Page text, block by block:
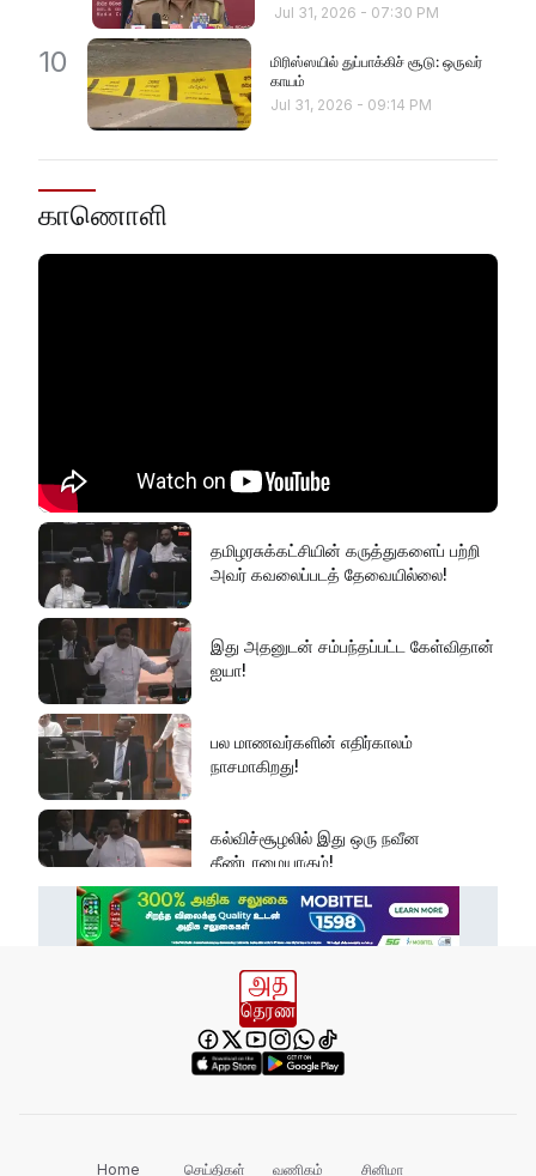
Jul 31, 2026 - 07:30 PM
10
மிரிஸ்ஸயில் துப்பாக்கிச் சூடு: ஒருவர்
காயம்
Jul 31, 2026 - 09:14 PM
காணொளி
தமிழரசுக்கட்சியின் கருத்துகளைப் பற்றி
அவர் கவலைப்படத் தேவையில்லை!
இது அதனுடன் சம்பந்தப்பட்ட கேள்விதான்
ஐயா!
பல மாணவர்களின் எதிர்காலம்
நாசமாகிறது!
கல்விச்சூழலில் இது ஒரு நவீன
தீண்டாமையாகும்!
தமிழர் பகுதிகளில் ஏன் இவ்வாறு
அரசின் மீது மேலும் சந்தேகத்தை
அதிகரிக்கின்றது!
Home செய்திகள் வணிகம் சினிமா